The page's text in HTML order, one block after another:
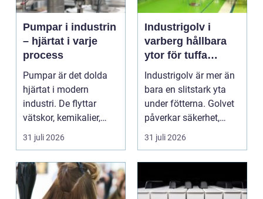
Pumpar i industrin
– hjärtat i varje
process
Pumpar är det dolda
hjärtat i modern
industri. De flyttar
vätskor, kemikalier,
oljor,...
31 juli 2026
Industrigolv i
varberg hållbara
ytor för tuffa
miljöer
Industrigolv är mer än
bara en slitstark yta
under fötterna. Golvet
påverkar säkerhet,
arbetsmiljö, ...
31 juli 2026